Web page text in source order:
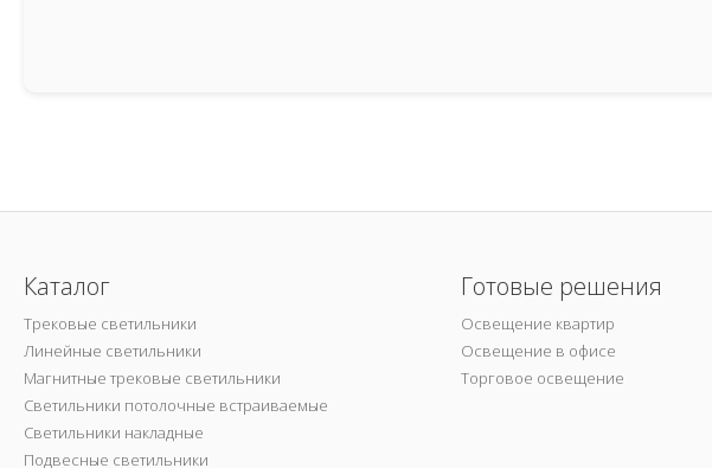
Каталог
Трековые светильники
Линейные светильники
Магнитные трековые светильники
Светильники потолочные встраиваемые
Светильники накладные
Подвесные светильники
Готовые решения
Освещение квартир
Освещение в офисе
Торговое освещение